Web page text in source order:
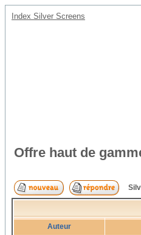
Index Silver Screens
Offre haut de
Auteur